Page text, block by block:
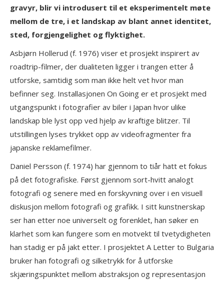
gravyr, blir vi introdusert til et eksperimentelt møte
mellom de tre, i et landskap av blant annet identitet,
sted, forgjengelighet og flyktighet.
Asbjørn Hollerud (f. 1976) viser et prosjekt inspirert av
roadtrip-filmer, der dualiteten ligger i trangen etter å
utforske, samtidig som man ikke helt vet hvor man
befinner seg. Installasjonen On Going er et prosjekt med
utgangspunkt i fotografier av biler i Japan hvor ulike
landskap ble lyst opp ved hjelp av kraftige blitzer. Til
utstillingen lyses trykket opp av videofragmenter fra
japanske reklamefilmer.
Daniel Persson (f. 1974) har gjennom to tiår hatt et fokus
på det fotografiske. Først gjennom sort-hvitt analogt
fotografi og senere med en forskyvning over i en visuell
diskusjon mellom fotografi og grafikk. I sitt kunstnerskap
ser han etter noe universelt og forenklet, han søker en
klarhet som kan fungere som en motvekt til tvetydigheten
han stadig er på jakt etter. I prosjektet A Letter to Bulgaria
bruker han fotografi og silketrykk for å utforske
skjæringspunktet mellom abstraksjon og representasjon